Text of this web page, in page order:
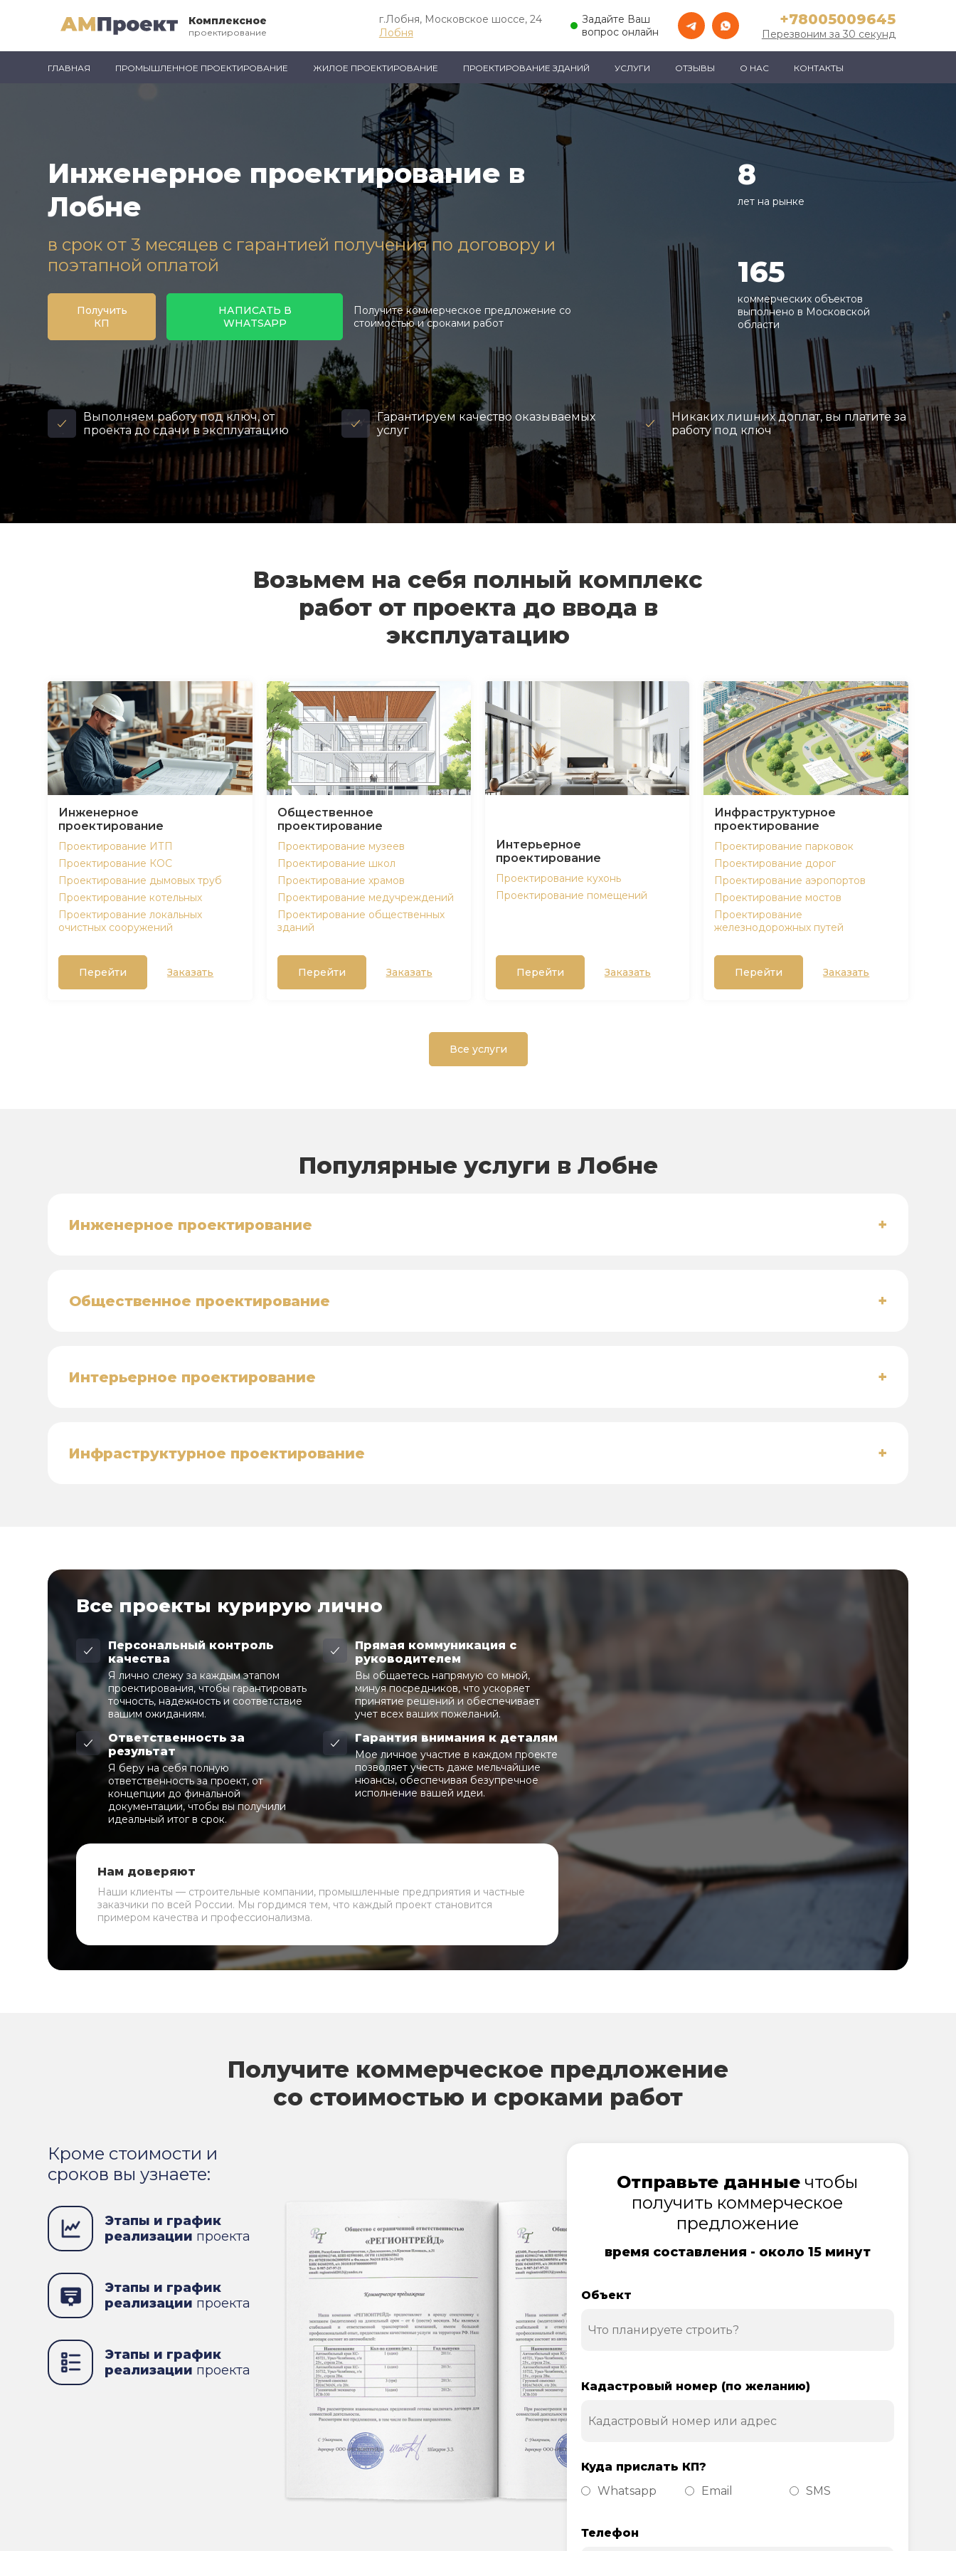
Комплексное
проектирование
г.Лобня, Московское шоссе, 24
Лобня
Задайте Ваш
вопрос онлайн
+78005009645
Перезвоним за 30 секунд
ГЛАВНАЯ ПРОМЫШЛЕННОЕ ПРОЕКТИРОВАНИЕ ЖИЛОЕ ПРОЕКТИРОВАНИЕ ПРОЕКТИРОВАНИЕ ЗДАНИЙ УСЛУГИ ОТЗЫВЫ О НАС КОНТАКТЫ
Инженерное проектирование в
Лобне
в срок от 3 месяцев с гарантией получения по договору и
поэтапной оплатой
Получить
КП
НАПИСАТЬ В
WHATSAPP
Получите коммерческое предложение со
стоимостью и сроками работ
8
лет на рынке
165
коммерческих объектов
выполнено в Московской
области
Выполняем работу под ключ, от
проекта до сдачи в эксплуатацию
Гарантируем качество оказываемых
услуг
Никаких лишних доплат, вы платите за
работу под ключ
Возьмем на себя полный комплекс
работ от проекта до ввода в
эксплуатацию
Инженерное
проектирование
Проектирование ИТП
Проектирование КОС
Проектирование дымовых труб
Проектирование котельных
Проектирование локальных
очистных сооружений
Перейти Заказать
Общественное
проектирование
Проектирование музеев
Проектирование школ
Проектирование храмов
Проектирование медучреждений
Проектирование общественных
зданий
Перейти Заказать
Интерьерное
проектирование
Проектирование кухонь
Проектирование помещений
Перейти Заказать
Инфраструктурное
проектирование
Проектирование парковок
Проектирование дорог
Проектирование аэропортов
Проектирование мостов
Проектирование
железнодорожных путей
Перейти Заказать
Все услуги
Популярные услуги в Лобне
Инженерное проектирование +
Общественное проектирование +
Интерьерное проектирование +
Инфраструктурное проектирование +
Все проекты курирую лично
Персональный контроль
качества
Я лично слежу за каждым этапом
проектирования, чтобы гарантировать
точность, надежность и соответствие
вашим ожиданиям.
Прямая коммуникация с
руководителем
Вы общаетесь напрямую со мной,
минуя посредников, что ускоряет
принятие решений и обеспечивает
учет всех ваших пожеланий.
Ответственность за
результат
Я беру на себя полную
ответственность за проект, от
концепции до финальной
документации, чтобы вы получили
идеальный итог в срок.
Гарантия внимания к деталям
Мое личное участие в каждом проекте
позволяет учесть даже мельчайшие
нюансы, обеспечивая безупречное
исполнение вашей идеи.
Нам доверяют
Наши клиенты — строительные компании, промышленные предприятия и частные
заказчики по всей России. Мы гордимся тем, что каждый проект становится
примером качества и профессионализма.
Получите коммерческое предложение
со стоимостью и сроками работ
Кроме стоимости и
сроков вы узнаете:
Этапы и график
реализации проекта
Этапы и график
реализации проекта
Этапы и график
реализации проекта
Отправьте данные чтобы
получить коммерческое
предложение
время составления - около 15 минут
Объект
Кадастровый номер (по желанию)
Куда прислать КП?
Whatsapp
Email SMS
Телефон